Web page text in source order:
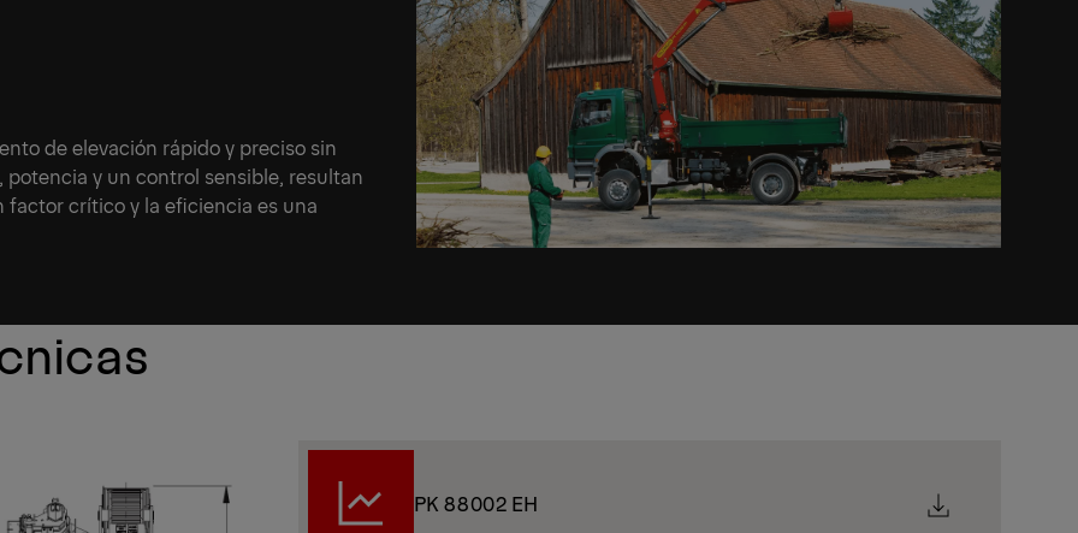
de elevación rápido y preciso sin
y un control sensible, resultan
factor crítico y la eficiencia es una
PK 88002 EH